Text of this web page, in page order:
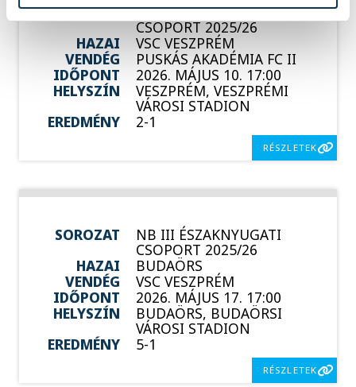
SOROZAT NB III ÉSZAKNYUGATI
CSOPORT 2025/26
HAZAI
VSC VESZPRÉM
VENDÉG
PUSKÁS AKADÉMIA FC II
IDŐPONT
2026. MÁJUS 10. 17:00
HELYSZÍN
VESZPRÉM, VESZPRÉMI
VÁROSI STADION
EREDMÉNY
2-1
RÉSZLETEK
SOROZAT NB III ÉSZAKNYUGATI
CSOPORT 2025/26
HAZAI
BUDAÖRS
VENDÉG
VSC VESZPRÉM
IDŐPONT
2026. MÁJUS 17. 17:00
HELYSZÍN
BUDAÖRS, BUDAÖRSI
VÁROSI STADION
EREDMÉNY
5-1
RÉSZLETEK